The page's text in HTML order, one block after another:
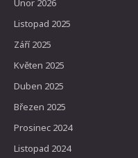
Únor 2026
Listopad 2025
Září 2025
Květen 2025
Duben 2025
Březen 2025
Prosinec 2024
Listopad 2024